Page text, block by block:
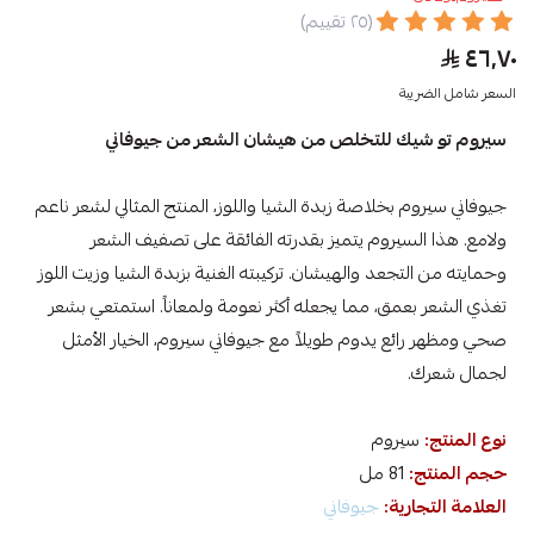
(٢٥ تقييم)
٤٦٫٧٠
السعر شامل الضريبة
سيروم تو شيك للتخلص من هيشان الشعر من جيوفاني
جيوفاني سيروم بخلاصة زبدة الشيا واللوز، المنتج المثالي لشعر ناعم
ولامع. هذا السيروم يتميز بقدرته الفائقة على تصفيف الشعر
وحمايته من التجعد والهيشان. تركيبته الغنية بزبدة الشيا وزيت اللوز
تغذي الشعر بعمق، مما يجعله أكثر نعومة ولمعاناً. استمتعي بشعر
صحي ومظهر رائع يدوم طويلاً مع جيوفاني سيروم، الخيار الأمثل
لجمال شعرك.
نوع المنتج: سيروم
حجم المنتج:
العلامة التجارية:جيوفاني